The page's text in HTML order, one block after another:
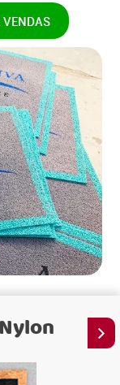
VENDAS